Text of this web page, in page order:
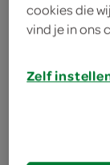
4 eenpersoons
cookies die
vind je in ons
Zelf